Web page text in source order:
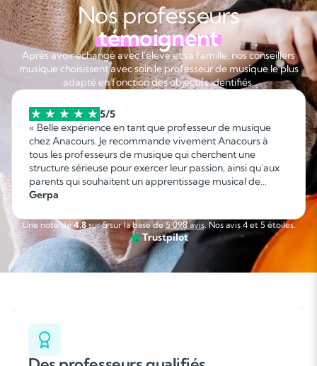
Nos professeurs
témoignent
Après avoir échangé avec l'élève et sa famille, nos conseillers
musique choisissent avec soin le professeur de musique le plus
adapté en fonction des objectifs identifiés.
5/5
« Belle expérience en tant que professeur de musique
chez Anacours. Je recommande vivement Anacours à
tous les professeurs de musique qui cherchent une
structure sérieuse pour exercer leur passion, ainsi qu'aux
parents qui souhaitent un apprentissage musical de
qualité pour leurs enfants." »
Gerpa
Une note de 4,8sur 5 sur la base de5 098 avis. Nos avis 4 et 5 étoiles.
Trustpilot